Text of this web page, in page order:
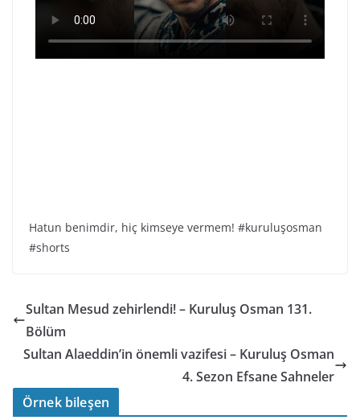
Hatun benimdir, hiç kimseye vermem! #kuruluşosman
#shorts
Sultan Mesud zehirlendi! – Kuruluş Osman 131.
Bölüm
Sultan Alaeddin’in önemli vazifesi – Kuruluş Osman
4. Sezon Efsane Sahneler
Örnek bileşen